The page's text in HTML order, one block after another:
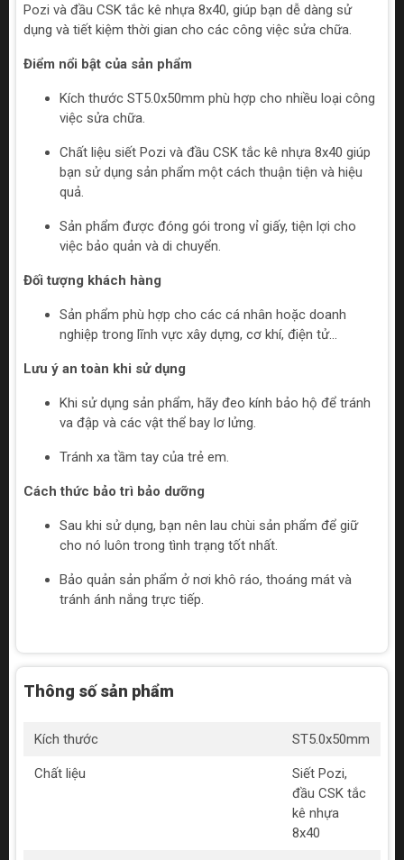
Pozi và đầu CSK tắc kê nhựa 8x40, giúp bạn dễ dàng sử
dụng và tiết kiệm thời gian cho các công việc sửa chữa.
Điểm nổi bật của sản phẩm
Kích thước ST5.0x50mm phù hợp cho nhiều loại công
việc sửa chữa.
Chất liệu siết Pozi và đầu CSK tắc kê nhựa 8x40 giúp
bạn sử dụng sản phẩm một cách thuận tiện và hiệu
quả.
Sản phẩm được đóng gói trong vỉ giấy, tiện lợi cho
việc bảo quản và di chuyển.
Đối tượng khách hàng
Sản phẩm phù hợp cho các cá nhân hoặc doanh
nghiệp trong lĩnh vực xây dựng, cơ khí, điện tử…
Lưu ý an toàn khi sử dụng
Khi sử dụng sản phẩm, hãy đeo kính bảo hộ để tránh
va đập và các vật thể bay lơ lửng.
Tránh xa tầm tay của trẻ em.
Cách thức bảo trì bảo dưỡng
Sau khi sử dụng, bạn nên lau chùi sản phẩm để giữ
cho nó luôn trong tình trạng tốt nhất.
Bảo quản sản phẩm ở nơi khô ráo, thoáng mát và
tránh ánh nắng trực tiếp.
Thông số sản phẩm
Kích thước ST5.0x50mm
Chất liệu
Siết Pozi,
đầu CSK tắc
kê nhựa
8x40